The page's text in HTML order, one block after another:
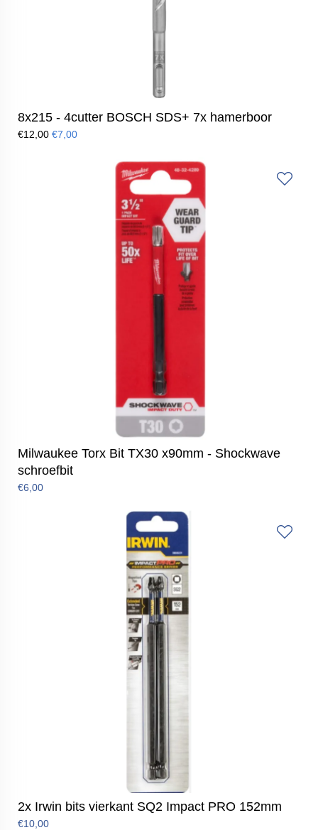
8x215 - 4cutter BOSCH SDS+ 7x hamerboor
€12,00 €7,00
Milwaukee Torx Bit TX30 x90mm - Shockwave
schroefbit
€6,00
2x Irwin bits vierkant SQ2 Impact PRO 152mm
€10,00